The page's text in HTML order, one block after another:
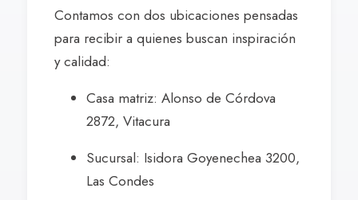
Contamos con dos ubicaciones pensadas
para recibir a quienes buscan inspiración
y calidad:
Casa matriz: Alonso de Córdova
2872, Vitacura
Sucursal: Isidora Goyenechea 3200,
Las Condes